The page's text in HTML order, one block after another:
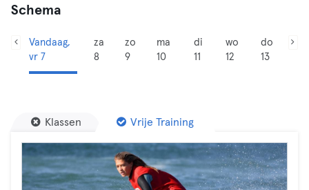
Schema
Vandaag,
vr 7
za
8
zo
9
ma
10
di
11
wo
12
do
13
Klassen Vrije Training